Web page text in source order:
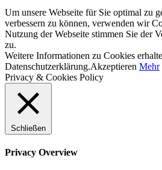
Um unsere Webseite für Sie optimal zu
verbessern zu können, verwenden wir
Nutzung der Webseite stimmen Sie der
zu.
Weitere Informationen zu Cookies
Datenschutzerklärung.Akzeptieren Mehr
Privacy & Cookies Policy
Schließen
Privacy Overview